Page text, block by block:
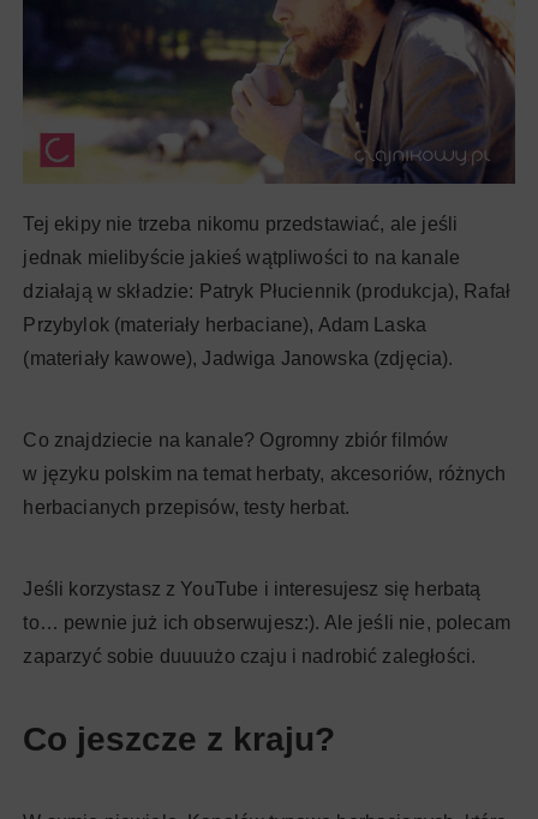
Tej ekipy nie trzeba nikomu przedstawiać, ale jeśli
jednak mielibyście jakieś wątpliwości to na kanale
działają w składzie: Patryk Płuciennik (produkcja), Rafał
Przybylok (materiały herbaciane), Adam Laska
(materiały kawowe), Jadwiga Janowska (zdjęcia).
Co znajdziecie na kanale? Ogromny zbiór filmów
w języku polskim na temat herbaty, akcesoriów, różnych
herbacianych przepisów, testy herbat.
Jeśli korzystasz z YouTube i interesujesz się herbatą
to… pewnie już ich obserwujesz:). Ale jeśli nie, polecam
zaparzyć sobie duuuużo czaju i nadrobić zaległości.
Co jeszcze z kraju?